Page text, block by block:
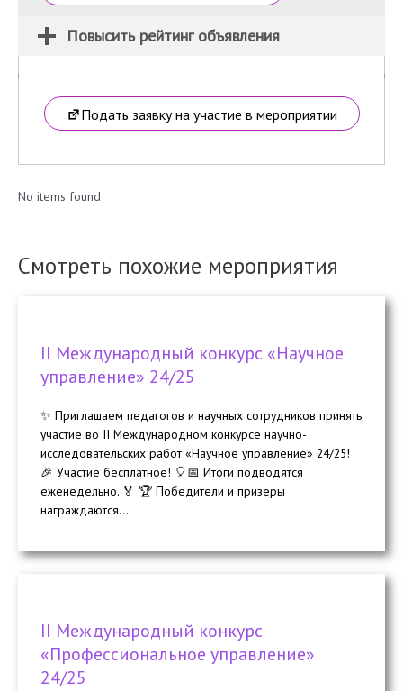
Повысить рейтинг объявления
Подать заявку на участие в мероприятии
No items found
Смотреть похожие мероприятия
II Международный конкурс «Научное
управление» 24/25
✨ Приглашаем педагогов и научных сотрудников принять
участие во II Международном конкурсе научно-
исследовательских работ «Научное управление» 24/25!
🎉 Участие бесплатное! 🎈📅 Итоги подводятся
еженедельно. 🏅 🏆 Победители и призеры
награждаются...
II Международный конкурс
«Профессиональное управление»
24/25